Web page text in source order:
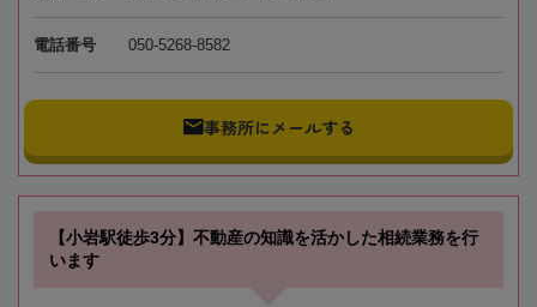
電話番号 050-5268-8582
事務所にメールする
【小岩駅徒歩3分】不動産の知識を活かした相続業務を行
います